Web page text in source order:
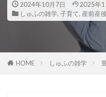
2024年10月7日
2025年
しゅふの雑学, 子育て, 産前産後
HOME しゅふの雑学